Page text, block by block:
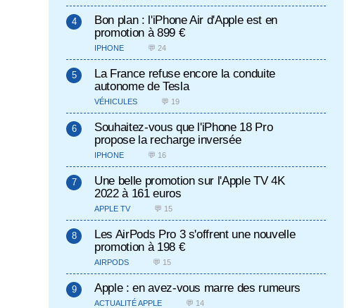
Bon plan : l'iPhone Air d'Apple est en
promotion à 899 €
IPHONE 💬 24
La France refuse encore la conduite
autonome de Tesla
VÉHICULES 💬 19
Souhaitez-vous que l'iPhone 18 Pro
propose la recharge inversée
IPHONE 💬 16
Une belle promotion sur l'Apple TV 4K
2022 à 161 euros
APPLE TV 💬 15
Les AirPods Pro 3 s'offrent une nouvelle
promotion à 198 €
AIRPODS 💬 15
Apple : en avez-vous marre des rumeurs
ACTUALITÉ APPLE 💬 14